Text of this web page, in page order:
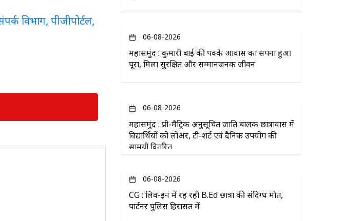
विभाग, पीजीपोर्टल,
06-08-2026
महासमुंद : कुमारी बाई की पक्के आवास का सपना हुआ
पूरा, मिला सुरक्षित और सम्मानजनक जीवन
06-08-2026
महासमुंद : प्री-मैट्रिक अनुसूचित जाति बालक छात्रावास में
विद्यार्थियों को लोअर, टी-शर्ट एवं दैनिक उपयोग की
सामग्री वितरित
06-08-2026
CG : लिव-इन में रह रही B.Ed छात्रा की संदिग्ध मौत,
पार्टनर पुलिस हिरासत में